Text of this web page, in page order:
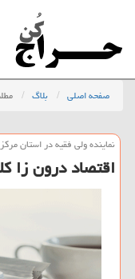
صفحه اصلی بلاگ
نماینده ولی فقیه در استان
اقتصاد درون زا